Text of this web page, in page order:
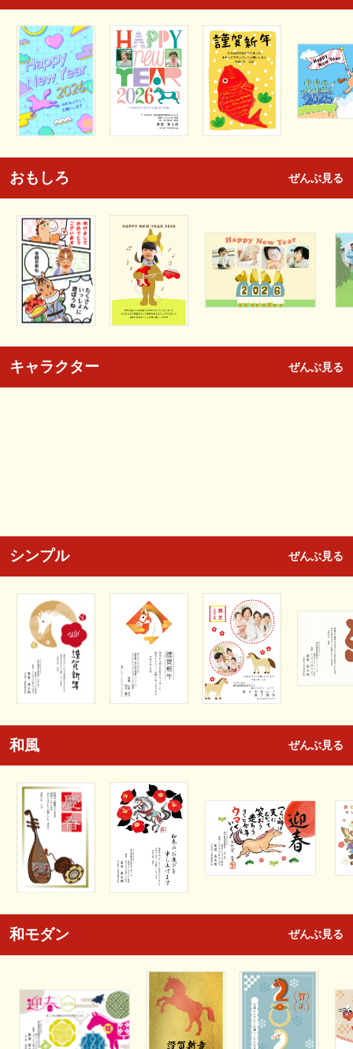
おもしろ ぜんぶ見る
キャラクター ぜんぶ見る
シンプル ぜんぶ見る
和風 ぜんぶ見る
和モダン ぜんぶ見る